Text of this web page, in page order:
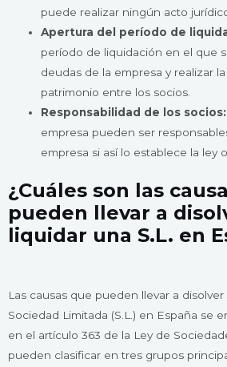
puede realizar ningún acto
Apertura del período de
período de liquidación en el que
deudas de la empresa y realizar
patrimonio entre los socios.
Responsabilidad de los socios:
empresa pueden ser
empresa si así lo establece la ley
¿Cuáles son las
pueden llevar a
liquidar una S.L. en
Las causas que pueden llevar a
Sociedad Limitada (S.L.) en España se
en el artículo 363 de la Ley de
pueden clasificar en tres grupos